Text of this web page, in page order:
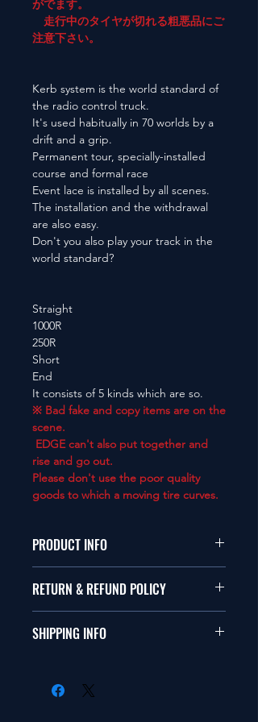
がでます。
走行中のタイヤが切れる粗悪品にご
注意下さい。
Kerb system is the world standard of
the radio control truck.
It's used habitually in 70 worlds by a
drift and a grip.
Permanent tour, specially-installed
course and formal race
Event lace is installed by all scenes.
The installation and the withdrawal
are also easy.
Don't you also play your track in the
world standard?
Straight
1000R
250R
Short
End
It consists of 5 kinds which are so.
※ Bad fake and copy items are on the
scene.
EDGE can't also put together and
rise and go out.
Please don't use the poor quality
goods to which a moving tire curves.
PRODUCT INFO
本品は1/10サイズのラジオコント
This items fit in with 1/10 sizes of
RETURN & REFUND POLICY
商品に明らかな欠陥がないかぎり
isn't accepted in goods.
SHIPPING INFO
します。海外への出荷は入金確認